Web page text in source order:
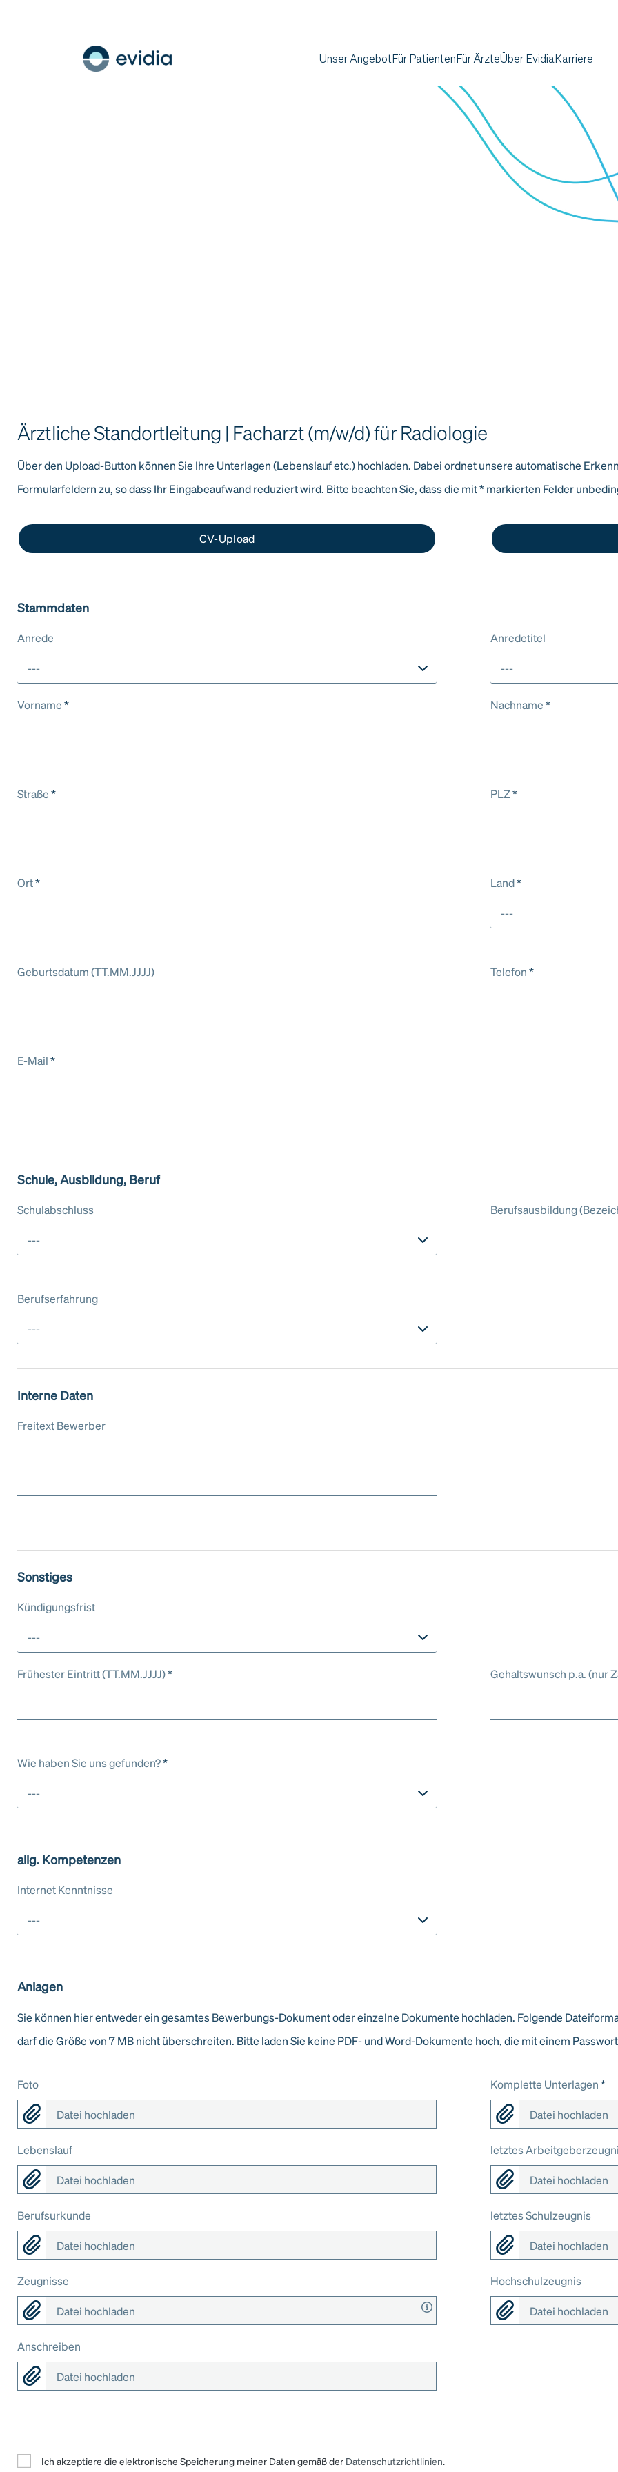
Unser AngebotFür PatientenFür ÄrzteÜber EvidiaKarriere
Ärztliche Standortleitung | Facharzt (m/w/d) für Radiologie
Über den Upload-Button können Sie Ihre Unterlagen (Lebenslauf etc.) hochladen. Dabei ordnet unsere automatische
Formularfeldern zu, so dass Ihr Eingabeaufwand reduziert wird. Bitte beachten Sie, dass die mit*markierten Felder
CV-Upload
Stammdaten
Anrede
---
Anredetitel
---
Vorname* Nachname*
Straße* PLZ*
Ort* Land*
---
Geburtsdatum (TT.MM.JJJJ) Telefon*
E-Mail*
Schule, Ausbildung, Beruf
Schulabschluss
---
Berufsausbildung
Berufserfahrung
---
Interne Daten
Freitext Bewerber
Sonstiges
Kündigungsfrist
---
Frühester Eintritt (TT.MM.JJJJ)* Gehaltswunsch p.a. (nur
Wie haben Sie uns gefunden?*
---
allg. Kompetenzen
Internet Kenntnisse
---
Anlagen
Sie können hier entweder ein gesamtes Bewerbungs-Dokument oder einzelne Dokumente hochladen. Folgende
darf die Größe von 7 MB nicht überschreiten. Bitte laden Sie keine PDF- und Word-Dokumente hoch, die mit einem
Foto
Datei hochladen
Komplette Unterlagen*
Datei hochladen
Lebenslauf
Datei hochladen
letztes
Datei hochladen
Berufsurkunde
Datei hochladen
letztes Schulzeugnis
Datei hochladen
Zeugnisse
Datei hochladen
Hochschulzeugnis
Datei hochladen
Anschreiben
Datei hochladen
Ich akzeptiere die elektronische Speicherung meiner Daten gemäß der Datenschutzrichtlinien.